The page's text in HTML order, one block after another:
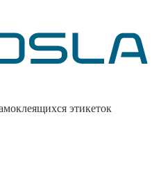
этикеток